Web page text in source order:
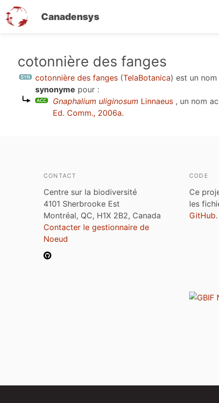
Canadensys
contenu
cotonnière des fanges
cotonnière des fanges (TelaBotanica) est un nom
synonyme pour :
Gnaphalium uliginosum Linnaeus , un nom
Ed. Comm., 2006a.
CONTACT
Centre sur la biodiversité
4101 Sherbrooke Est
Montréal, QC, H1X 2B2, Canada
Contacter le gestionnaire de
Noeud
CODE
Ce
les
GitHub.